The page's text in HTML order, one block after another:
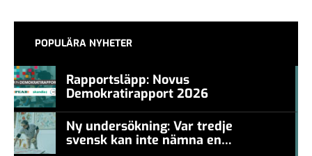
POPULÄRA NYHETER
Rapportsläpp: Novus
Demokratirapport 2026
Ny undersökning: Var tredje
svensk kan inte nämna en